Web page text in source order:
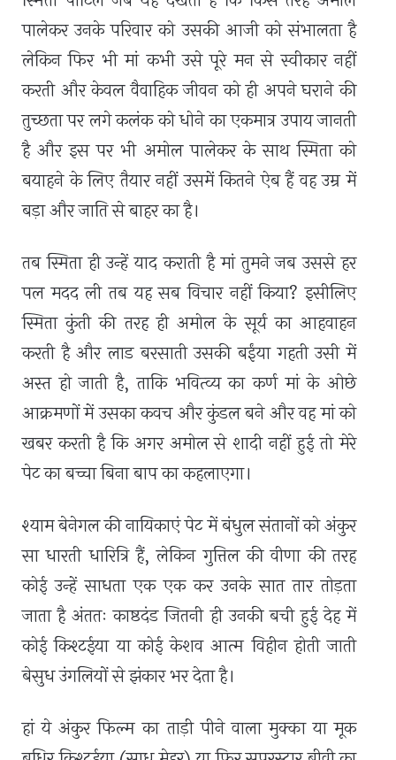
पालेकर उनके परिवार को उसकी आजी को संभालता है
लेकिन फिर भी मां कभी उसे पूरे मन से स्वीकार नहीं
करती और केवल वैवाहिक जीवन को ही अपने घराने की
तुच्छता पर लगे कलंक को धोने का एकमात्र उपाय जानती
है और इस पर भी अमोल पालेकर के साथ स्मिता को
बयाहने के लिए तैयार नहीं उसमें कितने ऐब हैं वह उम्र में
बड़ा और जाति से बाहर का है।
तब स्मिता ही उन्हें याद कराती है मां तुमने जब उससे हर
पल मदद ली तब यह सब विचार नहीं किया? इसीलिए
स्मिता कुंती की तरह ही अमोल के सूर्य का आहवाहन
करती है और लाड बरसाती उसकी बईंया गहती उसी में
अस्त हो जाती है, ताकि भवित्व्य का कर्ण मां के ओछे
आक्रमणों में उसका कवच और कुंडल बने और वह मां को
खबर करती है कि अगर अमोल से शादी नहीं हुई तो मेरे
पेट का बच्चा बिना बाप का कहलाएगा।
श्याम बेनेगल की नायिकाएं पेट में बंधुल संतानों को अंकुर
सा धारती धारित्रि हैं,लेकिन गुत्तिल की वीणा की तरह
कोई उन्हें साधता एक एक कर उनके सात तार तोड़ता
जाता है अंततः काष्ठदंड जितनी ही उनकी बची हुई देह में
कोई किश्टईया या कोई केशव आत्म विहीन होती जाती
बेसुध उंगलियों से झंकार भर देता है।
हां ये अंकुर फिल्म का ताड़ी पीने वाला मुक्का या मूक